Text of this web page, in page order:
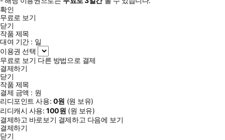
확인
무료로 보기
닫기
작품 제목
대여 기간 : 일
이용권 선택
무료로 보기 다른 방법으로 결제
결제하기
닫기
작품 제목
결제 금액 : 원
리디포인트 사용: 0원 (원 보유)
리디캐시 사용:100원 (원 보유)
결제하고 바로보기 결제하고 다음에 보기
결제하기
닫기